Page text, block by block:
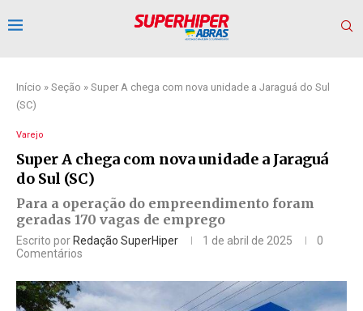
Início » Seção » Super A chega com nova unidade a Jaraguá do Sul
(SC)
Varejo
Super A chega com nova unidade a Jaraguá
do Sul (SC)
Para a operação do empreendimento foram
geradas 170 vagas de emprego
Escrito porRedação SuperHiper 1 de abril de 2025
0
Comentários